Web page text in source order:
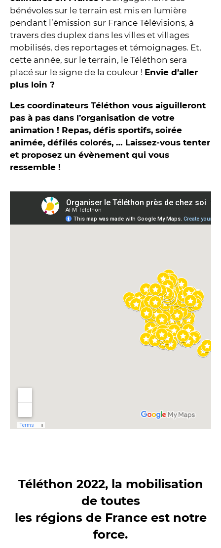
bénévoles sur le terrain est mis en lumière
pendant l’émission sur France Télévisions, à
travers des duplex dans les villes et villages
mobilisés, des reportages et témoignages. Et,
cette année, sur le terrain, le Téléthon sera
placé sur le signe de la couleur ! Envie d’aller
plus loin ?
Les coordinateurs Téléthon vous aiguilleront
pas à pas dans l’organisation de votre
animation ! Repas, défis sportifs, soirée
animée, défilés colorés, … Laissez-vous tenter
et proposez un évènement qui vous
ressemble !
Téléthon 2022, la mobilisation
de toutes
les régions de France est notre
force.